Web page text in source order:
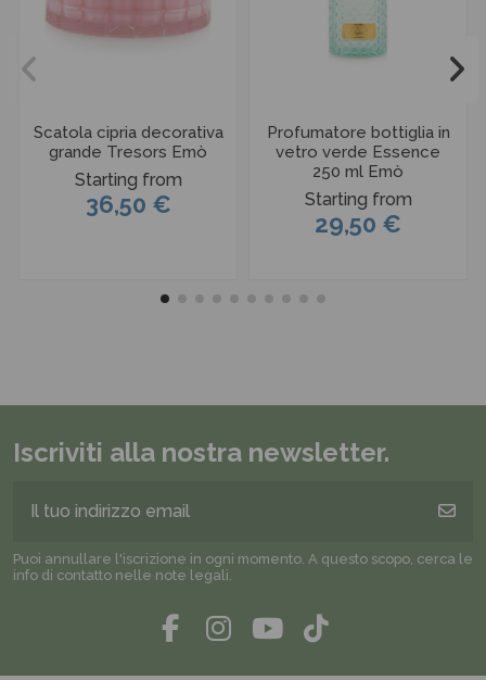
Scatola cipria decorativa
grande Tresors Emò
Starting from
36,50 €
Profumatore bottiglia in
vetro verde Essence
250 ml Emò
Starting from
29,50 €
Iscriviti alla nostra newsletter.
Puoi annullare l'iscrizione in ogni momento. A questo scopo, cerca le
info di contatto nelle note legali.